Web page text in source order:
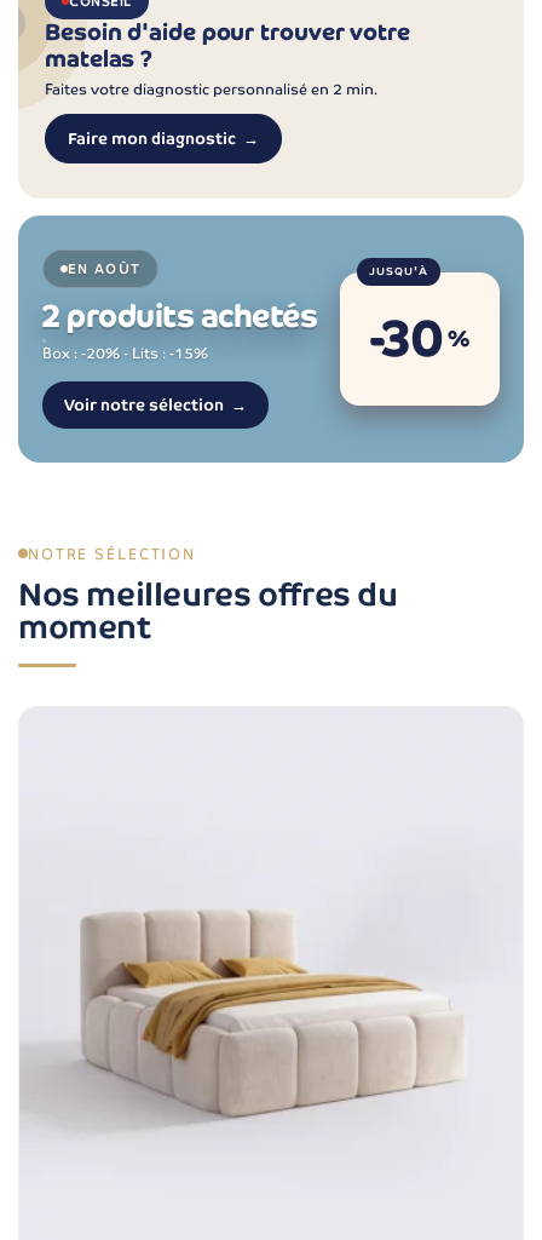
Besoin d'aide pour trouver votre
matelas ?
Faites votre diagnostic personnalisé en 2 min.
Faire mon diagnostic
EN AOÛT
2 produits achetés
Box : -20% - Lits : -15%
Voir notre sélection
JUSQU'À
-30%
NOTRE SÉLECTION
Nos meilleures offres du
moment